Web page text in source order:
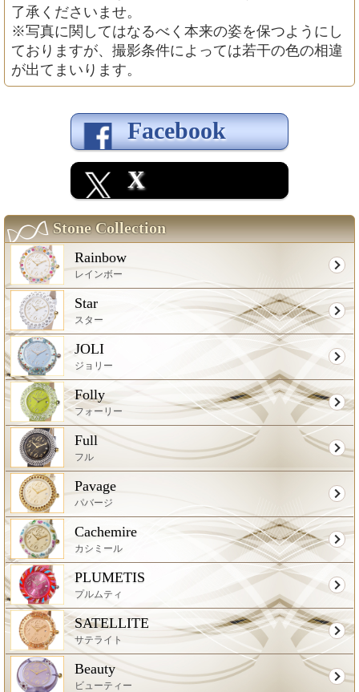
了承くださいませ。
※写真に関してはなるべく本来の姿を保つようにし
ておりますが、撮影条件によっては若干の色の相違
が出てまいります。
Facebook
X
Stone Collection
Rainbow
レインボー
Star
スター
JOLI
ジョリー
Folly
フォーリー
Full
フル
Pavage
パバージ
Cachemire
カシミール
PLUMETIS
プルムティ
SATELLITE
サテライト
Beauty
ビューティー